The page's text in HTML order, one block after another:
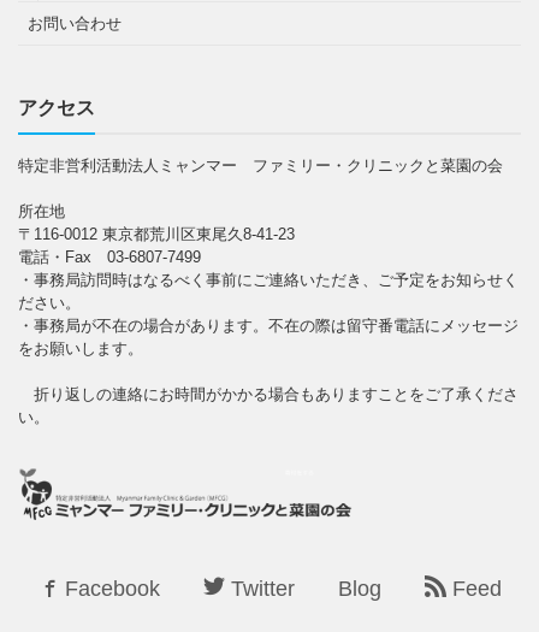
お問い合わせ
アクセス
特定非営利活動法人ミャンマー ファミリー・クリニックと菜園の会
所在地
〒116-0012 東京都荒川区東尾久8-41-23
電話・Fax 03-6807-7499
・事務局訪問時はなるべく事前にご連絡いただき、ご予定をお知らせく
ださい。
・事務局が不在の場合があります。不在の際は留守番電話にメッセージ
をお願いします。
折り返しの連絡にお時間がかかる場合もありますことをご了承くださ
い。
Facebook Twitter Blog Feed